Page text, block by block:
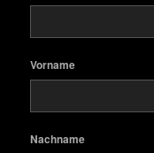
Vorname
Nachname